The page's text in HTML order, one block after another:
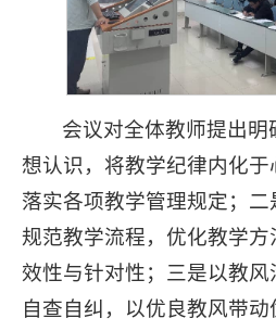
会议对全体教师提出明
想认识，将教学纪律内化
落实各项教学管理规定；二
规范教学流程，优化教学
效性与针对性；三是以教
自查自纠，以优良教风带